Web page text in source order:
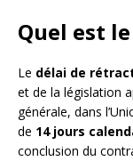
Quel est
Le délai de
et de la législation
générale, dans
de 14 jours
conclusion du